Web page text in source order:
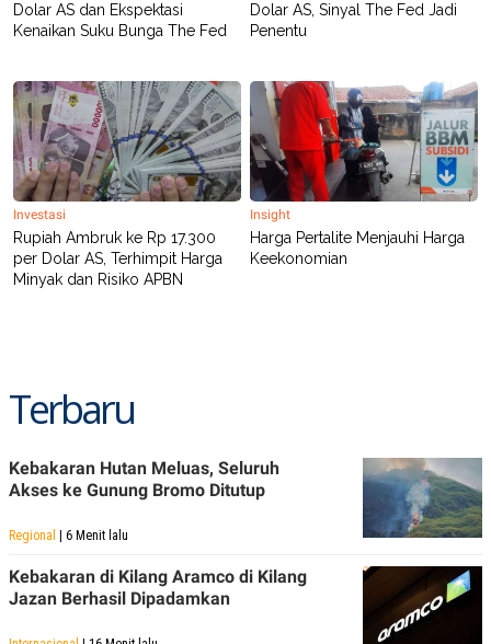
Dolar AS dan Ekspektasi
Kenaikan Suku Bunga The Fed
Dolar AS, Sinyal The Fed Jadi
Penentu
Investasi
Rupiah Ambruk ke Rp 17.300
per Dolar AS, Terhimpit Harga
Minyak dan Risiko APBN
Insight
Harga Pertalite Menjauhi Harga
Keekonomian
Terbaru
Kebakaran Hutan Meluas, Seluruh
Akses ke Gunung Bromo Ditutup
Regional | 6 Menit lalu
Kebakaran di Kilang Aramco di Kilang
Jazan Berhasil Dipadamkan